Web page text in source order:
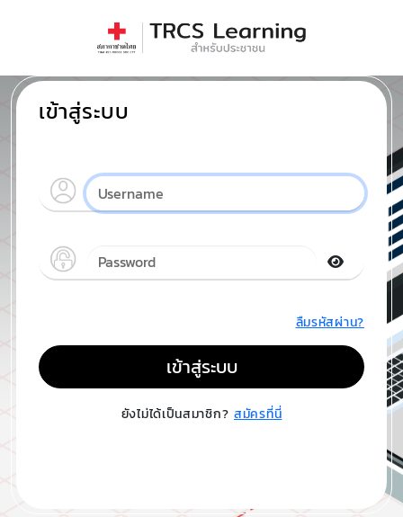
เข้าสู่ระบบ
ลืมรหัสผ่าน?
เข้าสู่ระบบ
ยังไม่ได้เป็นสมาชิก? สมัครที่นี่